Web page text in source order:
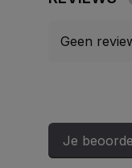
Geen
Je